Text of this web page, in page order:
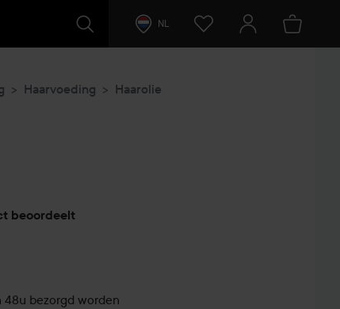
NL
Haarvoeding Haarolie
beoordeelt
bezorgd worden